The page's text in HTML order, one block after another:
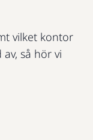
vilket kontor
så hör vi